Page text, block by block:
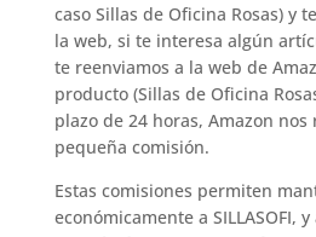
caso Sillas de Oficina Rosas) y
la web, si te interesa algún
te reenviamos a la web de
producto (Sillas de Oficina
plazo de 24 horas, Amazon
pequeña comisión.
Estas comisiones permiten
económicamente a SILLASOFI,